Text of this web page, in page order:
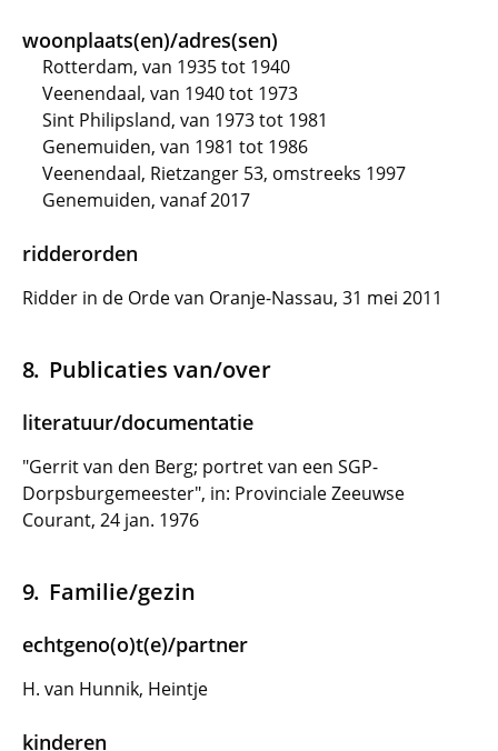
woonplaats(en)/adres(sen)
Rotterdam, van 1935 tot 1940
Veenendaal, van 1940 tot 1973
Sint Philipsland, van 1973 tot 1981
Genemuiden, van 1981 tot 1986
Veenendaal, Rietzanger 53, omstreeks 1997
Genemuiden, vanaf 2017
ridderorden
Ridder in de Orde van Oranje-Nassau, 31 mei 2011
Publicaties van/over
literatuur/documentatie
"Gerrit van den Berg; portret van een SGP-
Dorpsburgemeester", in: Provinciale Zeeuwse
Courant, 24 jan. 1976
Familie/gezin
echtgeno(o)t(e)/partner
H. van Hunnik, Heintje
kinderen